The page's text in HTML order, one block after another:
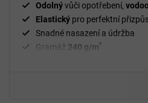
Odolnývůči opotřebení,
Elastický pro perfektní
Snadné nasazení a údržba
Gramáž 240 g/m²